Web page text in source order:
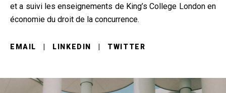
et a suivi les enseignements de King’s College London en
économie du droit de la concurrence.
EMAIL LINKEDIN TWITTER